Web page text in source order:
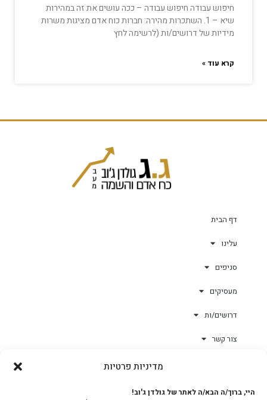
מדיניות פרטיות
היי, ברוך/ה הבא/ה לאתר של גולדן ג'וב!
חיפוש עבודה חיפוש עבודה – ככה עושים את זה במהירות
שיא – 1. השתכרות מהירה: חברות כוח אדם מציגות משרות
מידיות של דרושים/ות (לרשימה לחץ
קרא עוד »
דף הבית
עלינו
סניפים
מעסיקים
דרושים/ות
צור קשר